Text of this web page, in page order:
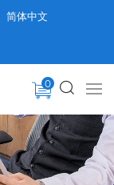
简体中文
0